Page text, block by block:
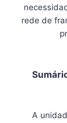
rede de
A